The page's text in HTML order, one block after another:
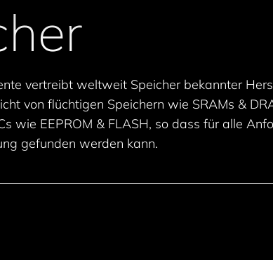
vertreibt weltweit Speicher bekannter
von flüchtigen Speichern wie SRAMs &
wie EEPROM & FLASH, so dass für alle
gefunden werden kann.